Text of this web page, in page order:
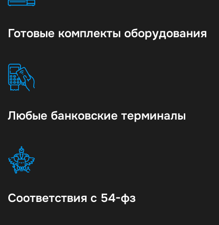
Готовые комплекты оборудования
Любые банковские терминалы
Соответствия с 54-фз